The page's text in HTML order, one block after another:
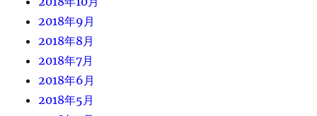
2018年9月
2018年8月
2018年7月
2018年6月
2018年5月